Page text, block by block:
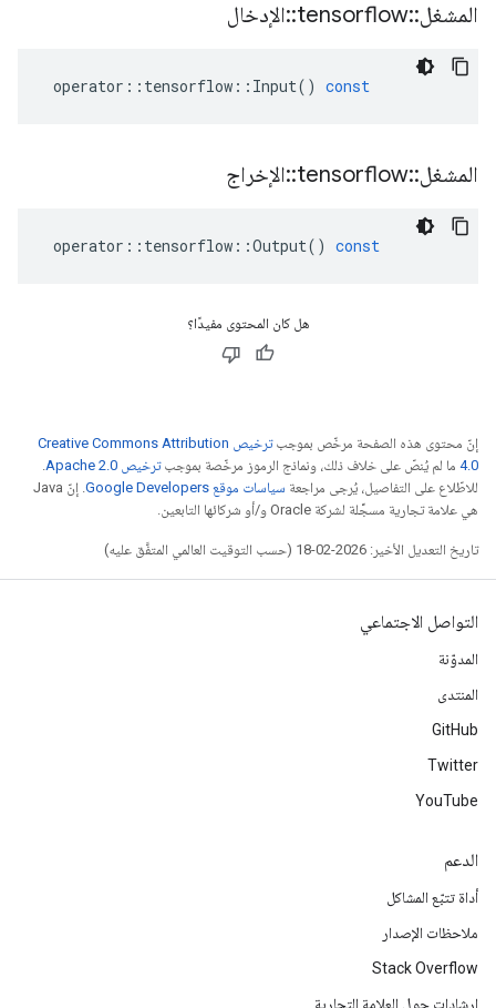
المشغل::
tensorflow
::الإدخال
operator :: tensorflow :: Input() const
المشغل::
tensorflow
::الإخراج
operator :: tensorflow ::Output() const
هل كان المحتوى مفيدًا؟
إنّ محتوى هذه الصفحة مرخّص بموجب
ترخيص Creative Commons Attribution
4.0‏ ما لم يُنصّ على خلاف ذلك، ونماذج الرموز مرخّصة بموجبترخيص Apache 2.0‏
.
للاطّلاع على التفاصيل، يُرجى مراجعة سياسات موقع Google Developers‏
. إنّ Java
هي علامة تجارية مسجَّلة لشركة Oracle و/أو شركائها التابعين.
تاريخ التعديل الأخير: 2026-02-18 (حسب التوقيت العالمي المتفَّق عليه)
التواصل الاجتماعي
المدوّنة
المنتدى
GitHub
Twitter
YouTube
الدعم
أداة تتبّع المشاكل
ملاحظات الإصدار
Stack Overflow
إرشادات حول العلامة التجارية